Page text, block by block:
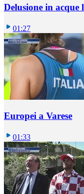
Delusione in acque
01:27
Europei a Varese
01:33